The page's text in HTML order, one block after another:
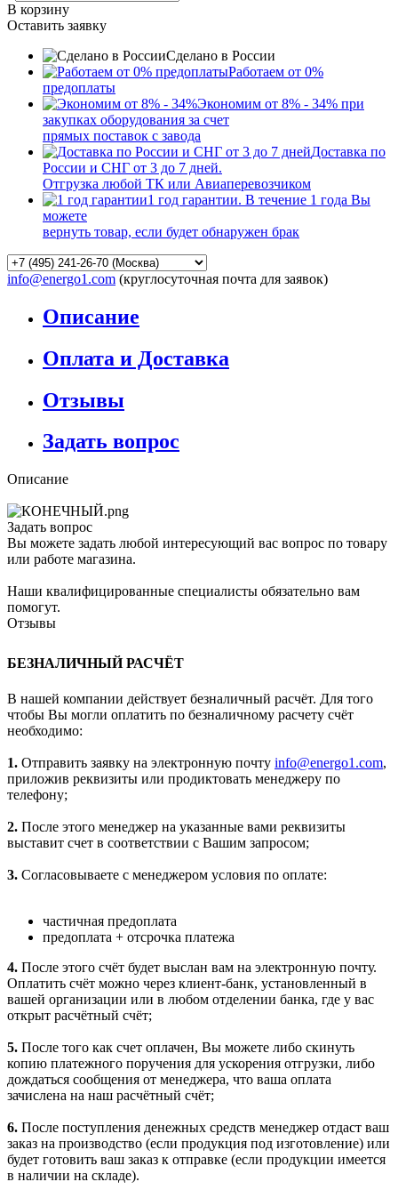
В корзину
Оставить заявку
Сделано в России
Работаем от 0%
предоплаты
Экономим от 8% - 34% при
закупках оборудования за счет
прямых поставок с завода
Доставка по
России и СНГ от 3 до 7 дней.
Отгрузка любой ТК или Авиаперевозчиком
1 год гарантии. В течение 1 года Вы
можете
вернуть товар, если будет обнаружен брак
info@energo1.com (круглосуточная почта для заявок)
Описание
Оплата и Доставка
Отзывы
Задать вопрос
Описание
Задать вопрос
Вы можете задать любой интересующий вас вопрос по товару
или работе магазина.
Наши квалифицированные специалисты обязательно вам
помогут.
Отзывы
БЕЗНАЛИЧНЫЙ РАСЧЁТ
В нашей компании действует безналичный расчёт. Для того
чтобы Вы могли оплатить по безналичному расчету счёт
необходимо:
1. Отправить заявку на электронную почту info@energo1.com,
приложив реквизиты или продиктовать менеджеру по
телефону;
2. После этого менеджер на указанные вами реквизиты
выставит счет в соответствии с Вашим запросом;
3. Согласовываете с менеджером условия по оплате:
частичная предоплата
предоплата + отсрочка платежа
4. После этого счёт будет выслан вам на электронную почту.
Оплатить счёт можно через клиент-банк, установленный в
вашей организации или в любом отделении банка, где у вас
открыт расчётный счёт;
5. После того как счет оплачен, Вы можете либо скинуть
копию платежного поручения для ускорения отгрузки, либо
дождаться сообщения от менеджера, что ваша оплата
зачислена на наш расчётный счёт;
6. После поступления денежных средств менеджер отдаст ваш
заказ на производство (если продукция под изготовление) или
будет готовить ваш заказ к отправке (если продукции имеется
в наличии на складе).